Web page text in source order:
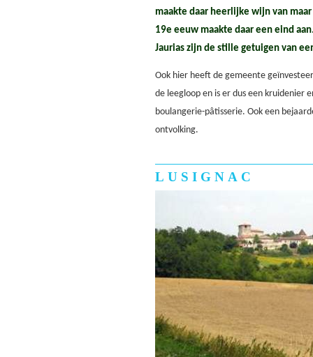
maakte daar heerlijke wijn van
19e eeuw maakte daar een eind
Jaurias zijn de stille getuigen van
Ook hier heeft de gemeente
de leegloop en is er dus een kruidenier
boulangerie-pâtisserie. Ook een
ontvolking.
LUSIGNAC